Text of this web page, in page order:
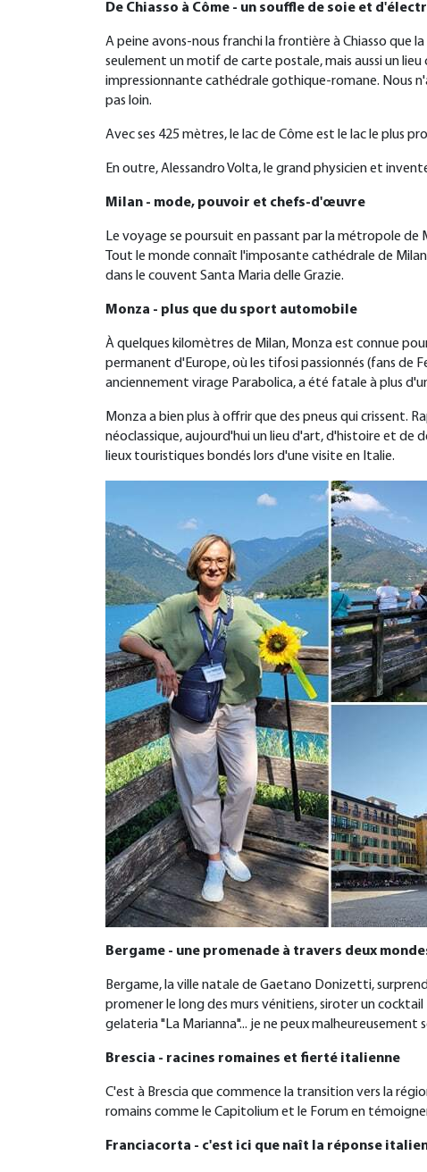
De Chiasso à Côme - un souffle de soie et
A peine avons-nous franchi la frontière à Chiasso que
seulement un motif de carte postale, mais aussi un
impressionnante cathédrale gothique-romane. Nous
pas loin.
Avec ses 425 mètres, le lac de Côme est le lac le plus
En outre, Alessandro Volta, le grand physicien et
Milan - mode, pouvoir et chefs-d'œuvre
Le voyage se poursuit en passant par la métropole
Tout le monde connaît l'imposante cathédrale de
dans le couvent Santa Maria delle Grazie.
Monza - plus que du sport automobile
À quelques kilomètres de Milan, Monza est connue
permanent d'Europe, où les tifosi passionnés (fans de
anciennement virage Parabolica, a été fatale à plus
Monza a bien plus à offrir que des pneus qui crissent.
néoclassique, aujourd'hui un lieu d'art, d'histoire et de
lieux touristiques bondés lors d'une visite en Italie.
Bergame - une promenade à travers deux
Bergame, la ville natale de Gaetano Donizetti,
promener le long des murs vénitiens, siroter un
gelateria "La Marianna"... je ne peux malheureusement
Brescia - racines romaines et fierté italienne
C'est à Brescia que commence la transition vers la
romains comme le Capitolium et le Forum en
Franciacorta - c'est ici que naît la réponse